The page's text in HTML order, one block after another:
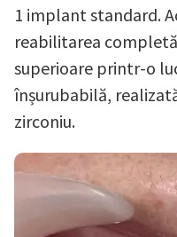
1 implant standard.
reabilitarea
superioare printr-o
înșurubabilă,
zirconiu.